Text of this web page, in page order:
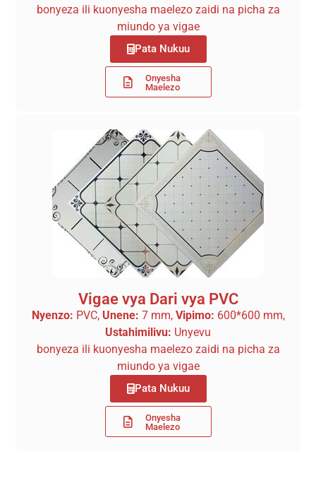
bonyeza ili kuonyesha maelezo zaidi na picha za
miundo ya vigae
Pata Nukuu
Onyesha
Maelezo
Vigae vya Dari vya PVC
Nyenzo: PVC, Unene: 7 mm, Vipimo: 600*600 mm,
Ustahimilivu: Unyevu
bonyeza ili kuonyesha maelezo zaidi na picha za
miundo ya vigae
Pata Nukuu
Onyesha
Maelezo